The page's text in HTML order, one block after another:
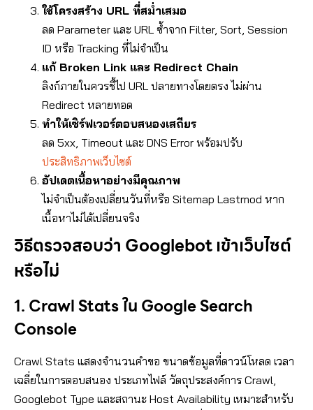
ใช้โครงสร้าง URL ที่สม่ำเสมอ
ลด Parameter และ URL ซ้ำจาก Filter, Sort, Session
ID หรือ Tracking ที่ไม่จำเป็น
แก้ Broken Link และ Redirect Chain
ลิงก์ภายในควรชี้ไป URL ปลายทางโดยตรง ไม่ผ่าน
Redirect หลายทอด
ทำให้เซิร์ฟเวอร์ตอบสนองเสถียร
ลด 5xx, Timeout และ DNS Error พร้อมปรับ
ประสิทธิภาพเว็บไซต์
อัปเดตเนื้อหาอย่างมีคุณภาพ
ไม่จำเป็นต้องเปลี่ยนวันที่หรือ Sitemap Lastmod หาก
เนื้อหาไม่ได้เปลี่ยนจริง
วิธีตรวจสอบว่า Googlebot เข้าเว็บไซต์
หรือไม่
1. Crawl Stats ใน Google Search
Console
Crawl Stats แสดงจำนวนคำขอ ขนาดข้อมูลที่ดาวน์โหลด เวลา
เฉลี่ยในการตอบสนอง ประเภทไฟล์ วัตถุประสงค์การ Crawl,
Googlebot Type และสถานะ Host Availability เหมาะสำหรับ